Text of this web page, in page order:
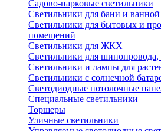
Садово-парковые светильники
Светильники для бани и
Светильники для бытовых и
помещений
Светильники для ЖКХ
Светильники для
Светильники и лампы для
Светильники с солнечной
Светодиодные потолочные
Специальные светильники
Торшеры
Уличные светильники